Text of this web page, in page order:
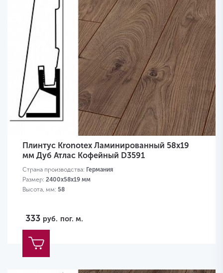
Плинтус Kronotex Ламинированный 58х19
мм Дуб Атлас Кофейный D3591
Страна производства: Германия
Размер: 2400х58х19 мм
Высота, мм: 58
333 руб. пог. м.